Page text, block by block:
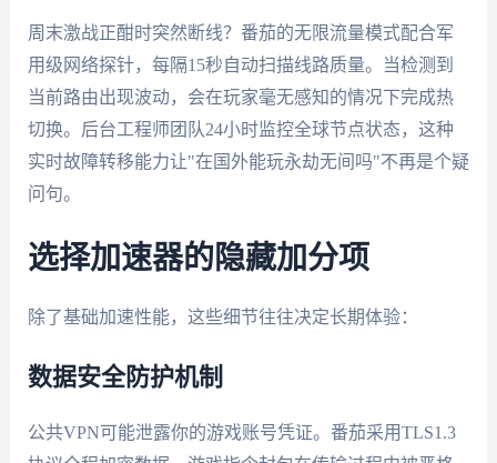
周末激战正酣时突然断线？番茄的无限流量模式配合军
用级网络探针，每隔15秒自动扫描线路质量。当检测到
当前路由出现波动，会在玩家毫无感知的情况下完成热
切换。后台工程师团队24小时监控全球节点状态，这种
实时故障转移能力让"在国外能玩永劫无间吗"不再是个疑
问句。
选择加速器的隐藏加分项
除了基础加速性能，这些细节往往决定长期体验：
数据安全防护机制
公共VPN可能泄露你的游戏账号凭证。番茄采用TLS1.3